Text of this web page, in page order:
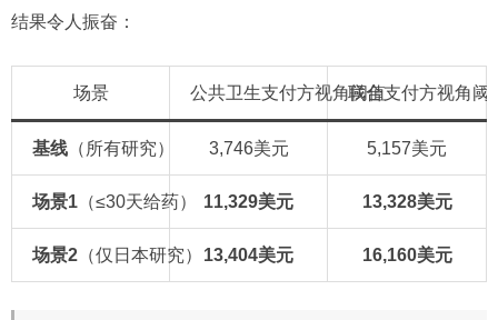
结果令人振奋：
场景 公共卫生支付方视角阈值联合支付方视角阈
基线 （所有研究） 3,746美元 5,157美元
场景1 （≤30天给药） 11,329美元 13,328美元
场景2 （仅日本研究） 13,404美元 16,160美元